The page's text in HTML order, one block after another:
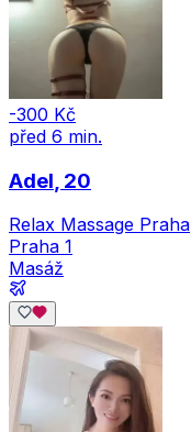
-300 Kč
před 6 min.
Adel, 20
Relax Massage Praha
Praha 1
Masáž